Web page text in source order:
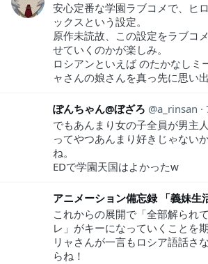
安心定番な学園ラブコメで、ヒ
ックスという設定。
原作未読故、この設定をラブコ
せていくのかが楽しみ。
ロシアンといえば のたかなしミ
ャさんの娘さんを真っ先に思い出
ぽんちゃん@ぼざろ a_rinsan
でもあんまり女の子全員が男主
ってやつあんまり好きじゃない
ね。
EDで学園天国はよかったw
これからの展開で「全部解られ
レ」がキーになっていくことを
リャさんが一言もロシア語話さ
らね！